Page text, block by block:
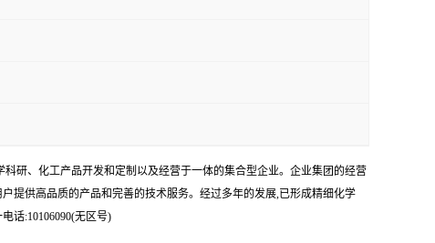
研、化工产品开发和定制以及经营于一体的集合型企业。企业集团的经营
提供高品质的产品和完善的技术服务。经过多年的发展,已形成精细化学
话:10106090(无区号)